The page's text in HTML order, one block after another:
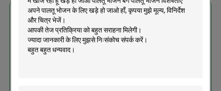
सबसे उत्तम प्रतिदान प्राप्त करें
खड़े हो जाओ पालतू भोजन बैग पालतू भोजन